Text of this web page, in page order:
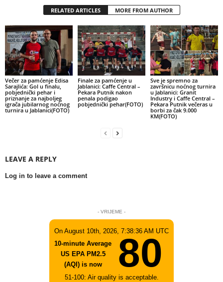
RELATED ARTICLES MORE FROM AUTHOR
Večer za pamćenje Edisa
Sarajlića: Gol u finalu,
pobjednički pehar i
priznanje za najboljeg
igrača jubilarnog noćnog
turnira u Jablanici(FOTO)
Finale za pamćenje u
Jablanici: Caffe Central –
Pekara Putnik nakon
penala podigao
pobjednički pehar(FOTO)
Sve je spremno za
završnicu noćnog turnira
u Jablanici: Granit
Industry i Caffe Central –
Pekara Putnik večeras u
borbi za čak 9.000
KM(FOTO)
LEAVE A REPLY
Log in to leave a comment
- VRIJEME -
On August 10th, 2026, 7:38:36 AM UTC
10-minute Average
US EPA PM2.5
(AQI) is now
80
51-100: Air quality is acceptable.